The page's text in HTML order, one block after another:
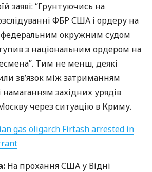
заяві: “Грунтуючись на
ФБРСША і ордеру на
окружним судом
з національним ордером на
Тим не менш, деякі
зв’язок між затриманням
намаганням західних урядів
через ситуацію в Криму.
gas oligarch Firtash arrested in
На проханняСША у Відні